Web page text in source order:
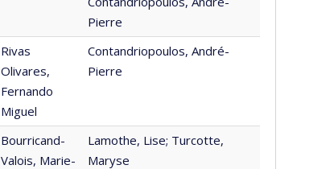
Pierre
Rivas
Olivares,
Fernando
Miguel
Contandriopoulos, André-
Pierre
Bourricand-
Valois, Marie-
Lamothe, Lise; Turcotte,
Maryse